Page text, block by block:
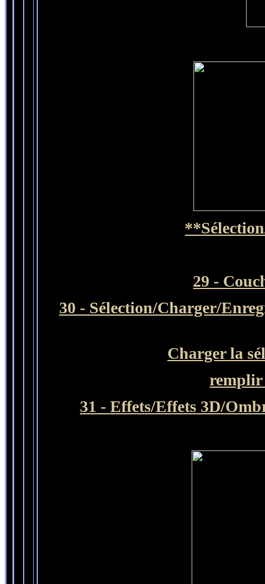
29 -
30 - Sélection/Charger/
Charger la
remplir
31 - Effets/Effets 3D/